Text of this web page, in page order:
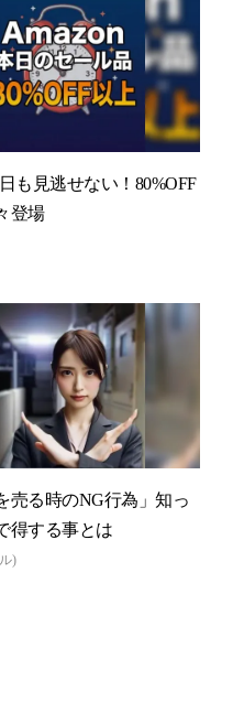
も見逃せない！80%OFF
登場
売る時のNG行為」知っ
得する事とは
)